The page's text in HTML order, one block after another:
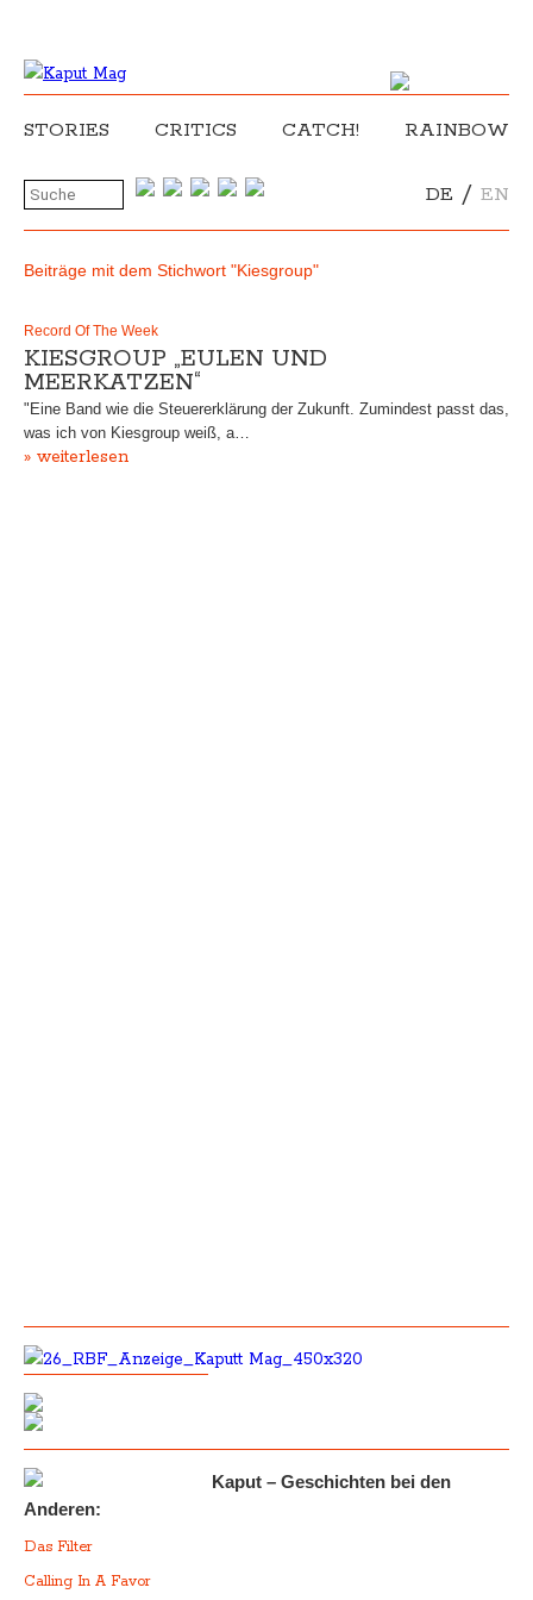
STORIES CRITICS CATCH! RAINBOW
DE / EN
Beiträge mit dem Stichwort "Kiesgroup"
Record Of The Week
KIESGROUP „EULEN UND
MEERKATZEN“
"Eine Band wie die Steuererklärung der Zukunft. Zumindest passt das,
was ich von Kiesgroup weiß, a…
» weiterlesen
Kaput – Geschichten bei den
Anderen:
Das Filter
Calling In A Favor